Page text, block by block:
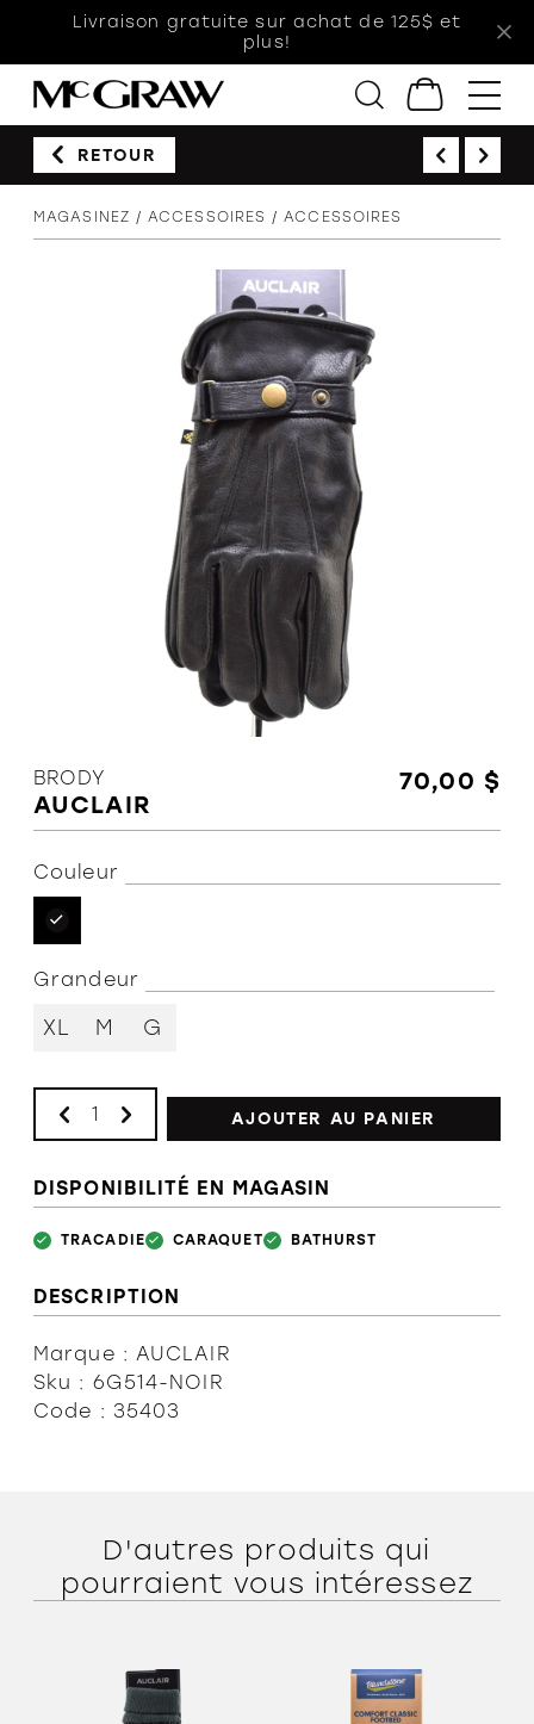
Livraison gratuite sur achat de 125$ et
plus!
Femmes
Hommes
Enfants
Accessoires
Soldes
Orthèses
L'équipe
Politiques et conditions d'achat
RETOUR
MAGASINEZ ACCESSOIRES ACCESSOIRES
BRODY
AUCLAIR
70,00 $
Couleur
Grandeur
XL M G
AJOUTER AU PANIER
DISPONIBILITÉ EN MAGASIN
TRACADIE CARAQUET BATHURST
DESCRIPTION
Marque : AUCLAIR
Sku : 6G514-NOIR
Code : 35403
D'autres produits qui
pourraient vous intéressez